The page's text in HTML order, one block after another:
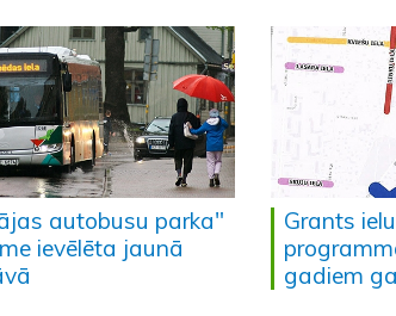
autobusu parka"
ievēlēta jaunā
Grants
gadiem